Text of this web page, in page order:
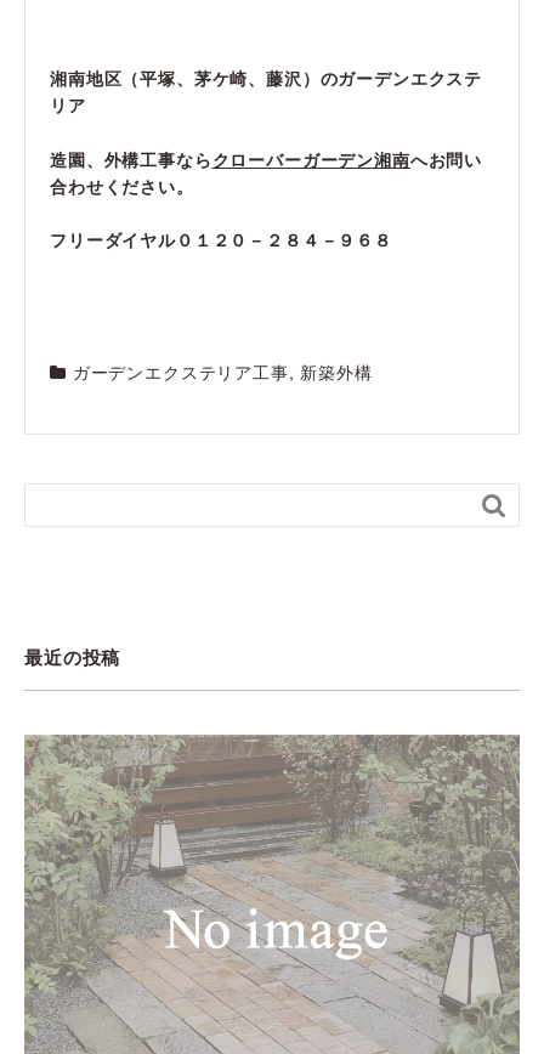
湘南地区（平塚、茅ケ崎、藤沢）のガーデンエクステ
リア
造園、外構工事ならクローバーガーデン湘南へお問い
合わせください。
フリーダイヤル０１２０－２８４－９６８
ガーデンエクステリア工事, 新築外構

最近の投稿